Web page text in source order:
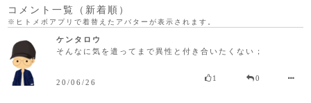
コメント一覧（新着順）
※ヒトメボアプリで着替えたアバターが表示されます。
ケンタロウ
そんなに気を遣ってまで異性と付き合いたくない；
20/06/26 1 0